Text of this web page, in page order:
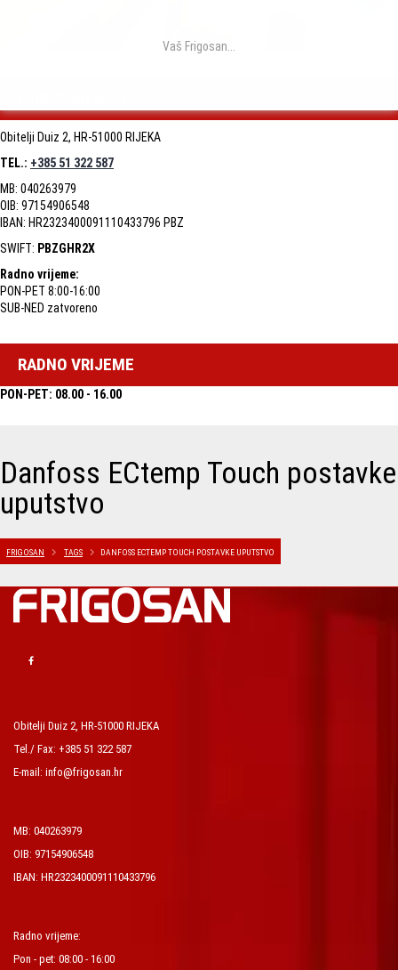
Obitelji Duiz 2, HR-51000 RIJEKA
TEL.: +385 51 322 587
MB: 040263979
OIB: 97154906548
IBAN: HR2323400091110433796 PBZ
SWIFT: PBZGHR2X
Radno vrijeme:
PON-PET 8:00-16:00
SUB-NED zatvoreno
RADNO VRIJEME
PON-PET: 08.00 - 16.00
Danfoss ECtemp Touch postavke
uputstvo
FRIGOSAN TAGS DANFOSS ECTEMP TOUCH POSTAVKE UPUTSTVO
Obitelji Duiz 2, HR-51000 RIJEKA
Tel./ Fax: +385 51 322 587
E-mail: info@frigosan.hr
MB: 040263979
OIB: 97154906548
IBAN: HR2323400091110433796
Radno vrijeme:
Pon - pet: 08:00 - 16:00
Vaš Frigosan...